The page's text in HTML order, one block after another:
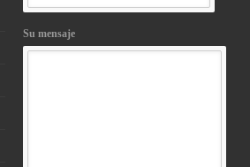
Su mensaje